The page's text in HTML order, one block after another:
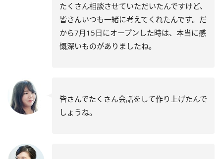
たくさん相談させていただいたんですけど、
皆さんいつも一緒に考えてくれたんです。だ
から7月15日にオープンした時は、本当に感
慨深いものがありましたね。
皆さんでたくさん会話をして作り上げたんで
しょうね。